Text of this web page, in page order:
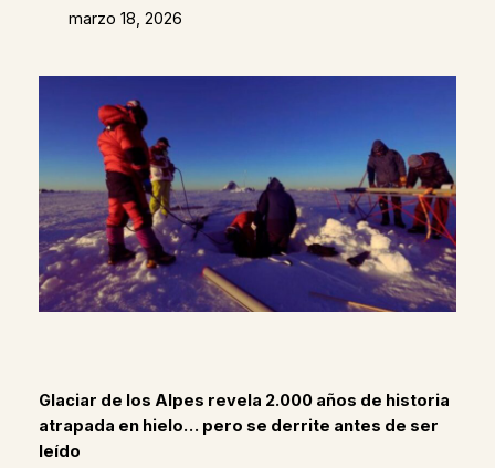
marzo 18, 2026
Glaciar de los Alpes revela 2.000 años de historia
atrapada en hielo… pero se derrite antes de ser
leído